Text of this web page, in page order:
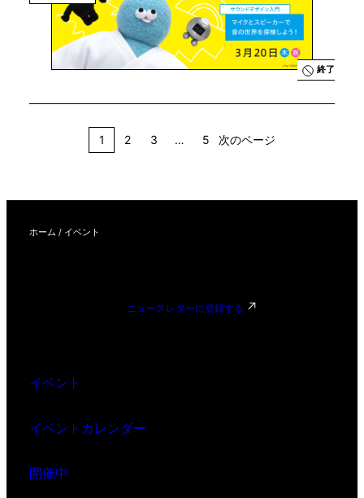
終了
1 2 3 … 5 次のページ
ホーム / イベント
ニュースレターに登録する
イベント
イベントカレンダー
開催中